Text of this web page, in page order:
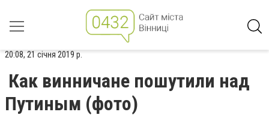
20:08, 21 січня 2019 р.
Как винничане пошутили над
Путиным (фото)